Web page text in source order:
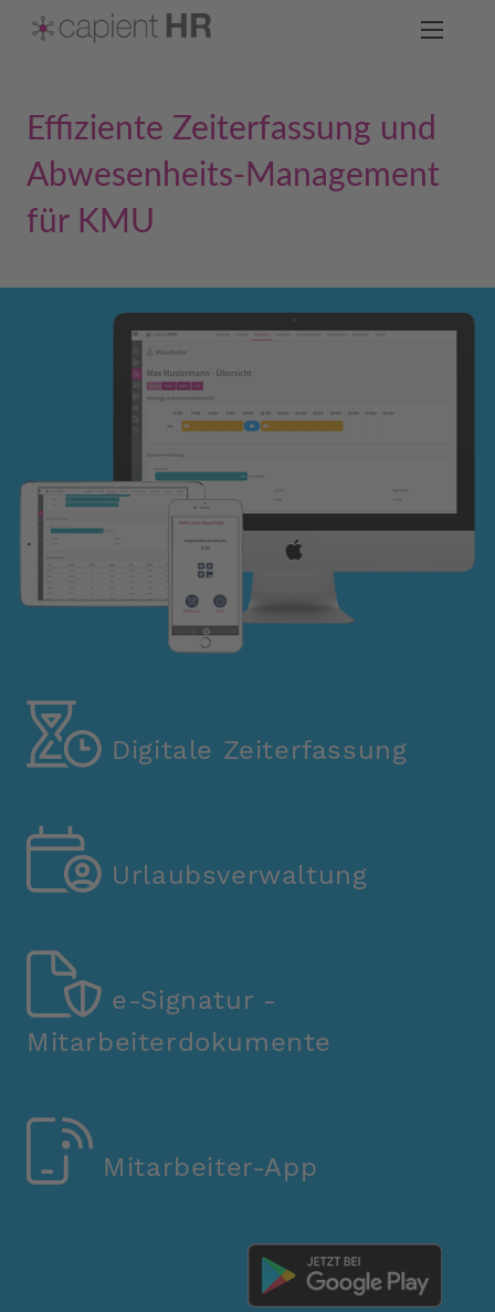
Effiziente Zeiterfassung und
Abwesenheits-Management
für KMU
Digitale Zeiterfassung
Urlaubsverwaltung
e-Signatur -
Mitarbeiterdokumente
Mitarbeiter-App